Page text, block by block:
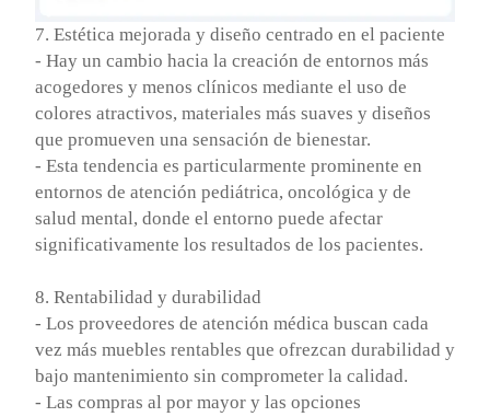
7. Estética mejorada y diseño centrado en el paciente
- Hay un cambio hacia la creación de entornos más
acogedores y menos clínicos mediante el uso de
colores atractivos, materiales más suaves y diseños
que promueven una sensación de bienestar.
- Esta tendencia es particularmente prominente en
entornos de atención pediátrica, oncológica y de
salud mental, donde el entorno puede afectar
significativamente los resultados de los pacientes.
8. Rentabilidad y durabilidad
- Los proveedores de atención médica buscan cada
vez más muebles rentables que ofrezcan durabilidad y
bajo mantenimiento sin comprometer la calidad.
- Las compras al por mayor y las opciones